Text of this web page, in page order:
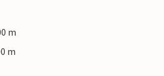
m
m